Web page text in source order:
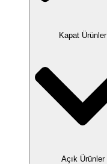
Kapat Ürünler
Açık Ürünler